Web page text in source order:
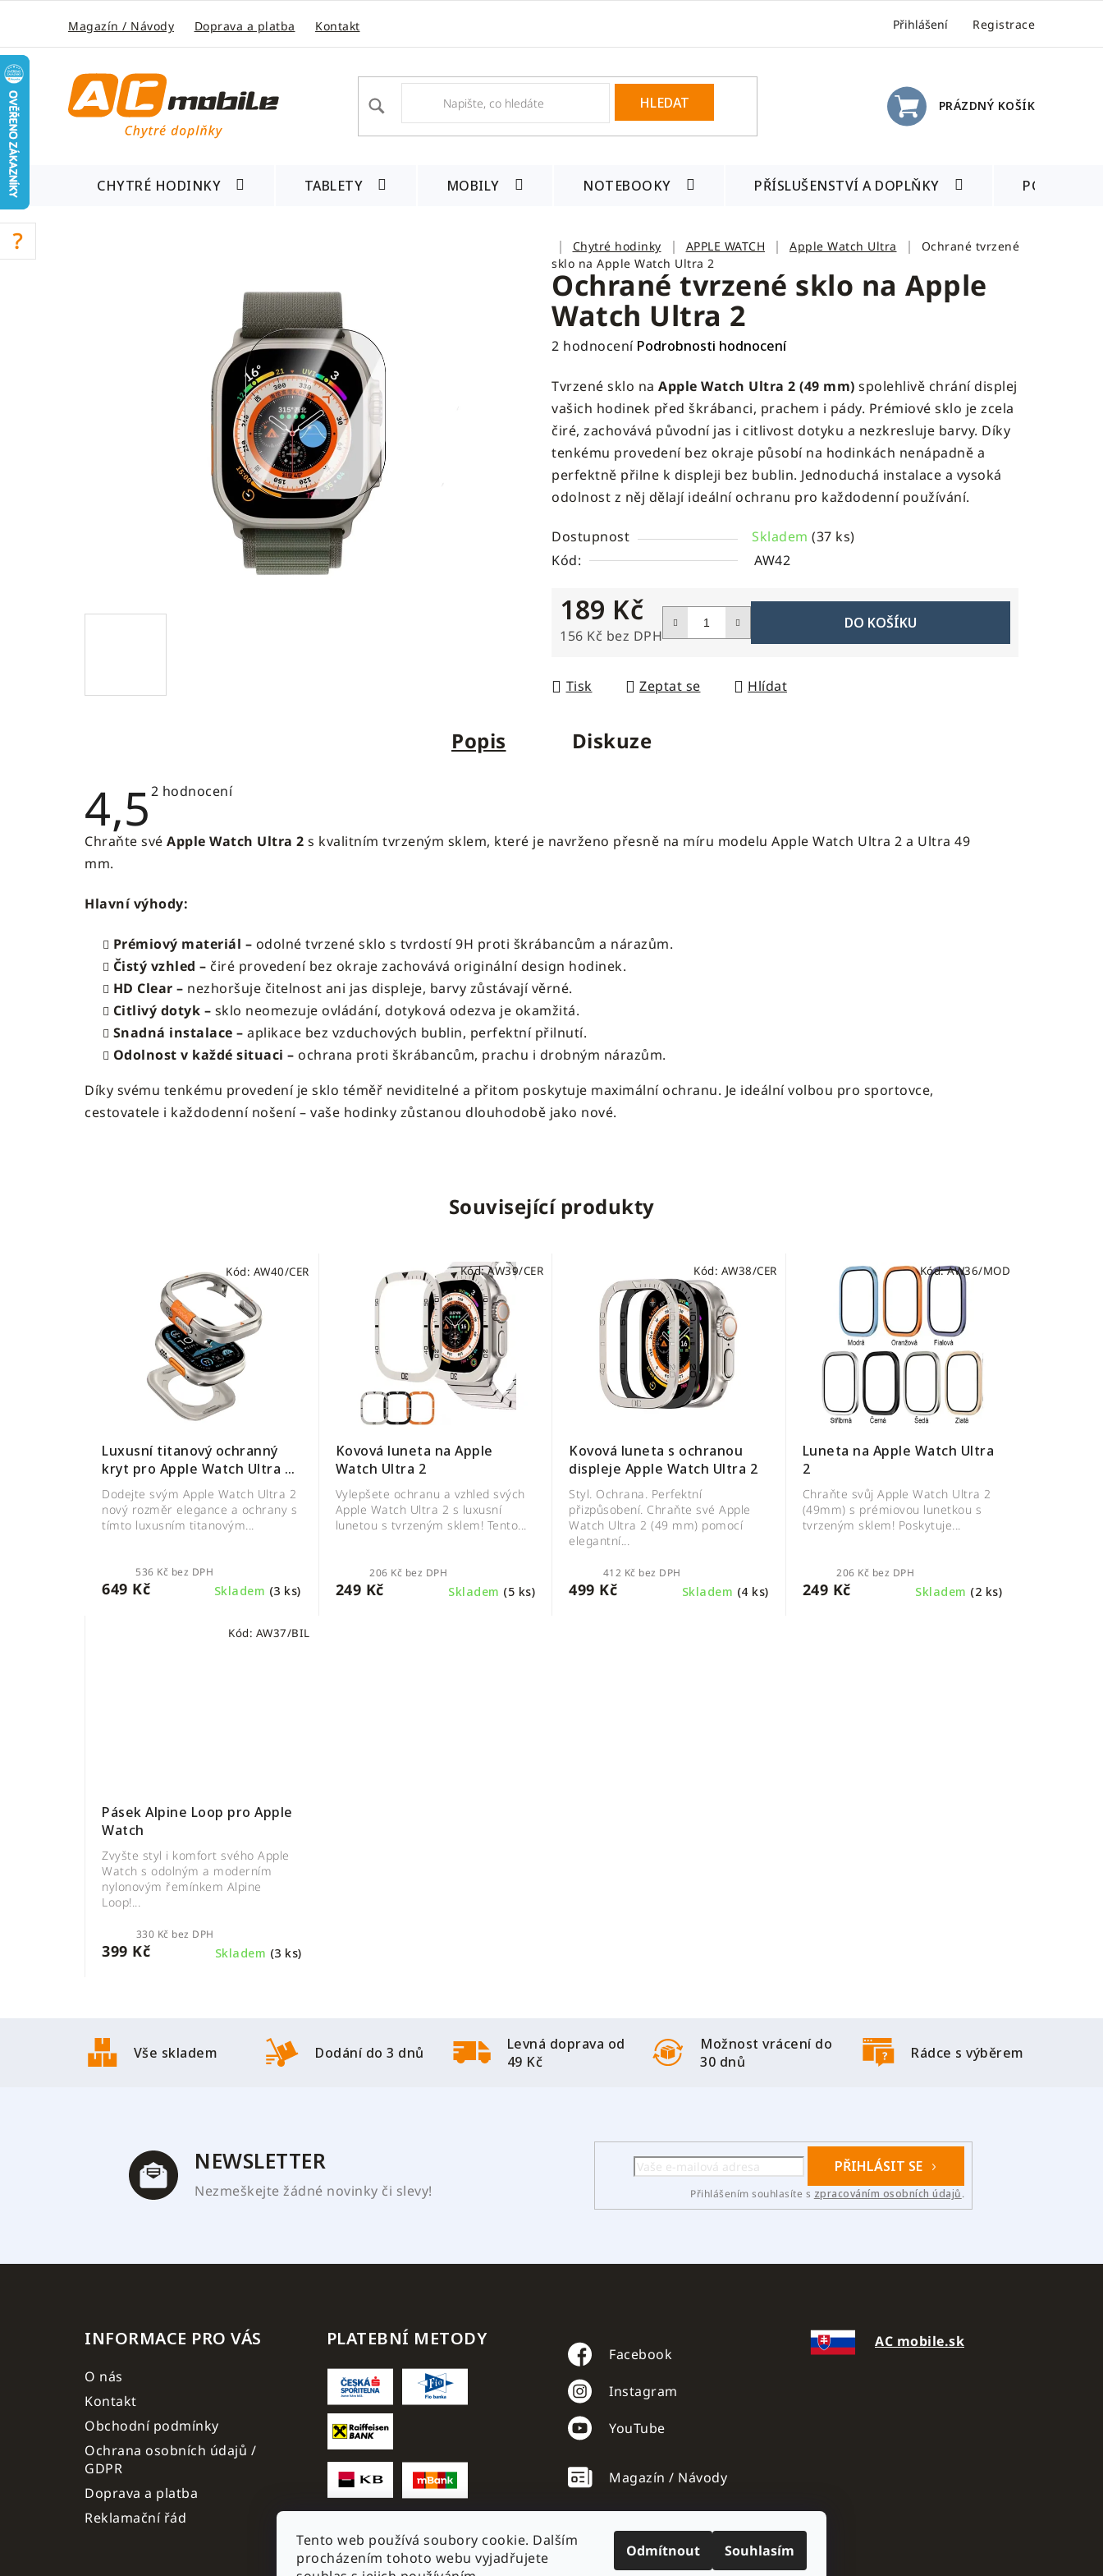
Tento web používá soubory cookie. Dalším
procházením tohoto webu vyjadřujete
Odmítnout Souhlasím
obsah
Magazín / Návody Doprava a platba Kontakt Přihlášení Registrace
HLEDAT
NÁKUPNÍ
PRÁZDNÝ KOŠÍK
CHYTRÉ HODINKY TABLETY MOBILY NOTEBOOKY PŘÍSLUŠENSTVÍ A DOPLŇKY POSLEDNÍ
DomůChytré hodinky APPLE WATCH Apple Watch Ultra
Ochrané tvrzené
sklo na Apple Watch Ultra 2
Ochrané tvrzené sklo na Apple
Watch Ultra 2
Průměrné
produktu
je
4,5
z
5
hvězdiček.
2 hodnocení Podrobnosti hodnocení
Tvrzené sklo na Apple Watch Ultra 2 (49 mm) spolehlivě chrání displej
vašich hodinek před škrábanci, prachem i pády. Prémiové sklo je zcela
čiré, zachovává původní jas i citlivost dotyku a nezkresluje barvy. Díky
tenkému provedení bez okraje působí na hodinkách nenápadně a
perfektně přilne k displeji bez bublin. Jednoduchá instalace a vysoká
odolnost z něj dělají ideální ochranu pro každodenní používání.
Dostupnost Skladem (37 ks)
Kód:
AW42
189 Kč
156 Kč bez DPH
DO KOŠÍKU
Tisk Zeptat se Hlídat
Popis Diskuze
4,5Průměrné
4,5
2 hodnocení
Chraňte své Apple Watch Ultra 2 s kvalitním tvrzeným sklem, které je navrženo přesně na míru modelu Apple Watch Ultra 2 a Ultra 49
mm.
Hlavní výhody:
Prémiový materiál – odolné tvrzené sklo s tvrdostí 9H proti škrábancům a nárazům.
Čistý vzhled – čiré provedení bez okraje zachovává originální design hodinek.
HD Clear – nezhoršuje čitelnost ani jas displeje, barvy zůstávají věrné.
Citlivý dotyk – sklo neomezuje ovládání, dotyková odezva je okamžitá.
Snadná instalace – aplikace bez vzduchových bublin, perfektní přilnutí.
Odolnost v každé situaci – ochrana proti škrábancům, prachu i drobným nárazům.
Díky svému tenkému provedení je sklo téměř neviditelné a přitom poskytuje maximální ochranu. Je ideální volbou pro sportovce,
cestovatele i každodenní nošení – vaše hodinky zůstanou dlouhodobě jako nové.
Související produkty
Luxusní titanový ochranný
kryt pro Apple Watch Ultra 2
(46mm / 49mm) – Armor
Design
Skladem (3 ks)
536 Kč bez DPH
649 Kč
Dodejte svým Apple Watch Ultra 2
nový rozměr elegance a ochrany s
tímto luxusním titanovým...
Kód: AW40/CER
Kovová luneta na Apple
Watch Ultra 2
Skladem (5 ks)
206 Kč bez DPH
249 Kč
Vylepšete ochranu a vzhled svých
Apple Watch Ultra 2 s luxusní
lunetou s tvrzeným sklem! Tento...
Kód:AW39/CER
Kovová luneta s ochranou
displeje Apple Watch Ultra 2
Skladem (4 ks)
412 Kč bez DPH
499 Kč
Styl. Ochrana. Perfektní
přizpůsobení. Chraňte své Apple
Watch Ultra 2 (49 mm) pomocí
elegantní...
Kód: AW38/CER
Luneta na Apple Watch Ultra
2
Skladem (2 ks)
206 Kč bez DPH
249 Kč
Chraňte svůj Apple Watch Ultra 2
(49mm) s prémiovou lunetkou s
tvrzeným sklem! Poskytuje...
Kód:AW36/MOD
Pásek Alpine Loop pro Apple
Watch
Skladem (3 ks)
330 Kč bez DPH
399 Kč
Zvyšte styl i komfort svého Apple
Watch s odolným a moderním
nylonovým řemínkem Alpine
Loop!...
Kód: AW37/BIL
Vše skladem Dodání do 3 dnů
Levná doprava od
49 Kč
Možnost vrácení do
30 dnů
Rádce s výběrem
NEWSLETTER
Nezmeškejte žádné novinky či slevy!
PŘIHLÁSIT SE
Přihlášením souhlasíte s zpracováním osobních údajů.
INFORMACE PRO VÁS
O nás
Kontakt
Obchodní podmínky
Ochrana osobních údajů /
GDPR
Doprava a platba
Reklamační řád
PLATEBNÍ METODY
Facebook
Instagram
YouTube
Magazín / Návody
AC mobile.sk